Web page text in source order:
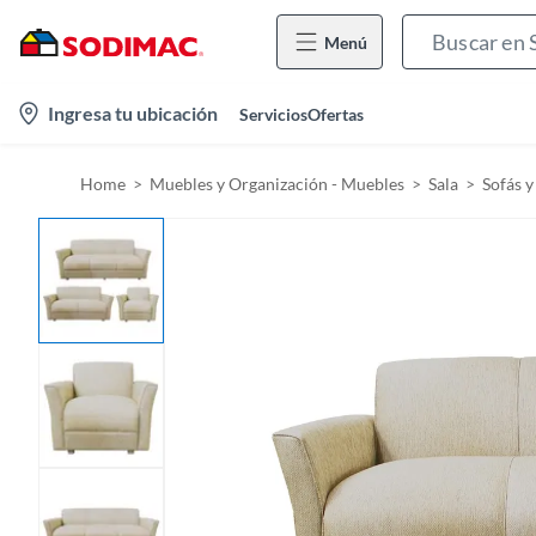
Menú
Ingresa tu ubicación ServiciosOfertas
Home Muebles y Organización - Muebles Sala Sofás